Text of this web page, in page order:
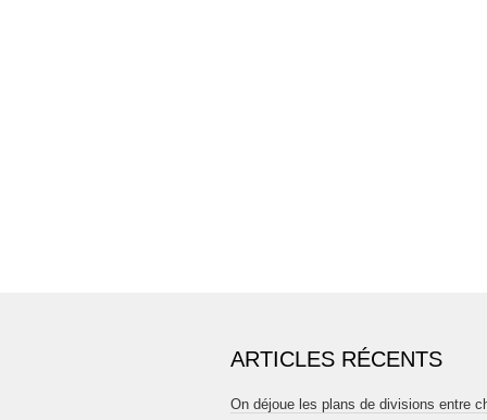
ARTICLES RÉCENTS
On déjoue les plans de divisions entre